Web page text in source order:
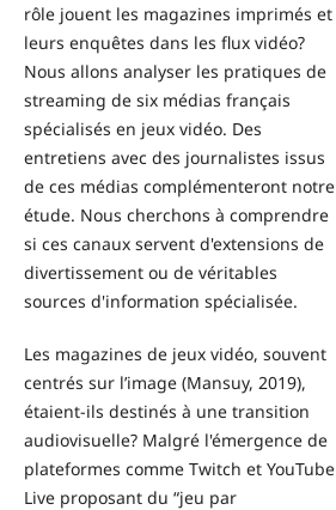
rôle jouent les magazines imprimés et
leurs enquêtes dans les flux vidéo?
Nous allons analyser les pratiques de
streaming de six médias français
spécialisés en jeux vidéo. Des
entretiens avec des journalistes issus
de ces médias complémenteront notre
étude. Nous cherchons à comprendre
si ces canaux servent d'extensions de
divertissement ou de véritables
sources d'information spécialisée.
Les magazines de jeux vidéo, souvent
centrés sur l’image (Mansuy, 2019),
étaient-ils destinés à une transition
audiovisuelle? Malgré l'émergence de
plateformes comme Twitch et YouTube
Live proposant du “jeu par